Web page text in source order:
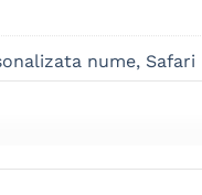
nume, Safari